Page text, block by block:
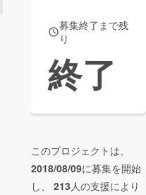
募集終了まで残
り
終了
このプロジェクトは、
2018/08/09に募集を開始
し、 213人の支援により